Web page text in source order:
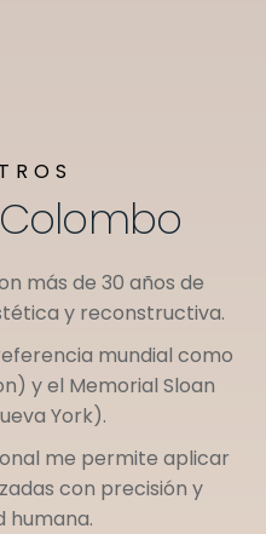
más de 30 años de
y reconstructiva.
mundial como
y el Memorial Sloan
York).
me permite aplicar
con precisión y
humana.